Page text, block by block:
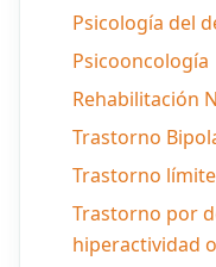
Psicología del
Psicooncología
Rehabilitación
Trastorno
Trastorno
Trastorno por
hiperactividad